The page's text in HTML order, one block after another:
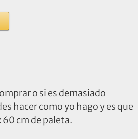
o si es demasiado
hacer como yo hago y es que
60 cm de paleta.